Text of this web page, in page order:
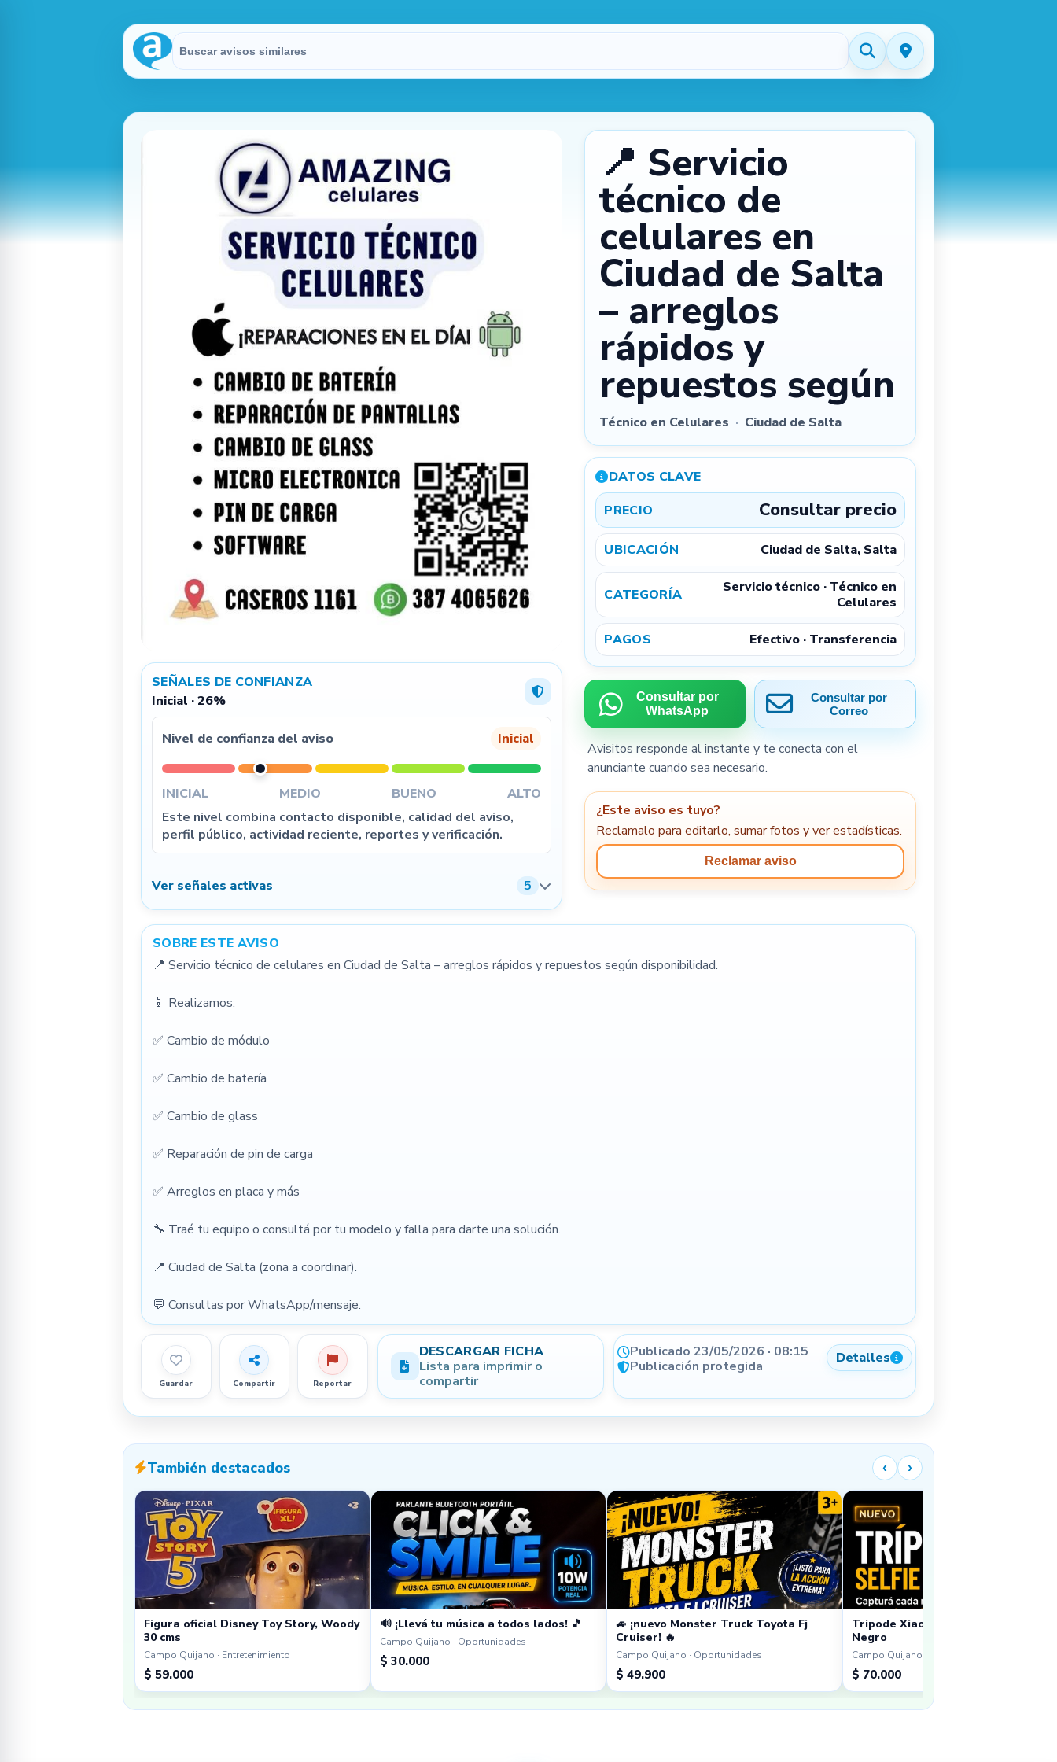
Buscar en Avisitos
SEÑALES DE CONFIANZA
Inicial · 26%
Nivel de confianza del aviso Inicial
INICIAL MEDIO BUENO
ALTO
Este nivel combina contacto disponible, calidad del aviso,
perfil público, actividad reciente, reportes y verificación.
Ver señales activas 5
📍 Servicio
técnico de
celulares en
Ciudad de Salta
– arreglos
rápidos y
repuestos según
Técnico en Celulares · Ciudad de Salta
DATOS CLAVE
PRECIO
Consultar precio
UBICACIÓN Ciudad de Salta, Salta
CATEGORÍA
Servicio técnico · Técnico en
Celulares
PAGOS Efectivo · Transferencia
Consultar por
WhatsApp
Consultar por
Correo
Avisitos responde al instante y te conecta con el
anunciante cuando sea necesario.
¿Este aviso es tuyo?
Reclamalo para editarlo, sumar fotos y ver estadísticas.
Reclamar aviso
SOBRE ESTE AVISO
📍 Servicio técnico de celulares en Ciudad de Salta – arreglos rápidos y repuestos según disponibilidad.
📱 Realizamos:
✅ Cambio de módulo
✅ Cambio de batería
✅ Cambio de glass
✅ Reparación de pin de carga
✅ Arreglos en placa y más
🔧 Traé tu equipo o consultá por tu modelo y falla para darte una solución.
📍 Ciudad de Salta (zona a coordinar).
💬 Consultas por WhatsApp/mensaje.
Guardar Compartir Reportar
DESCARGAR FICHA
Lista para imprimir o
compartir
Publicado 23/05/2026 · 08:15
Publicación protegida
Detalles
También destacados ‹ ›
Figura oficial Disney Toy Story, Woody
30 cms
Campo Quijano · Entretenimiento
$ 59.000
🔊 ¡Llevá tu música a todos lados! 🎵
Campo Quijano · Oportunidades
$ 30.000
🚙 ¡nuevo Monster Truck Toyota Fj
Cruiser! 🔥
Campo Quijano · Oportunidades
$ 49.900
Tripode Xiaomi Sefie Stick Tripod
Negro
Campo Quijano · Oportunidades
$ 70.000
Procesando…
2
Cámara
Podésarrastrar las fotos
para cambiar el orden. La primera será la
3
Referencial
Ubicación aproximada por privacidad
Mostramos tu aviso por provincia y localidad para que
te encuentren cerca, sin exponer una dirección exacta.
Condiciones de venta
Email verificado
WhatsApp registrado
Localidad informada